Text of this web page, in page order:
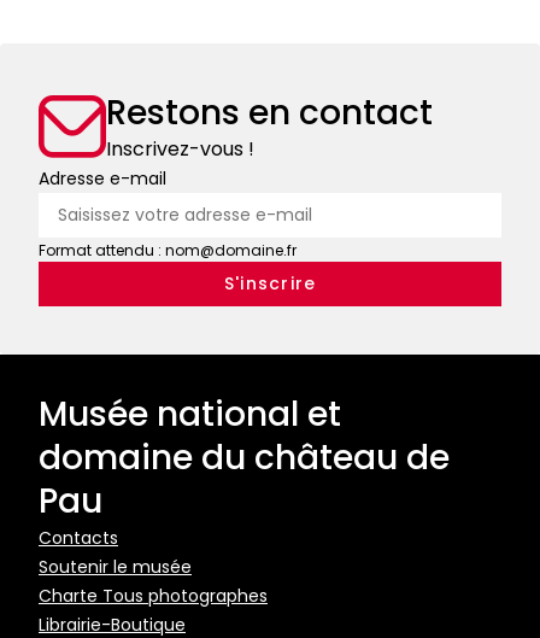
art
disparu
Restons en contact
Inscrivez-vous !
Adresse e-mail
Format attendu : nom@domaine.fr
Musée national et
domaine du château de
Pau
Pied
de
page
Contacts
Soutenir le musée
Charte Tous photographes
Librairie-Boutique